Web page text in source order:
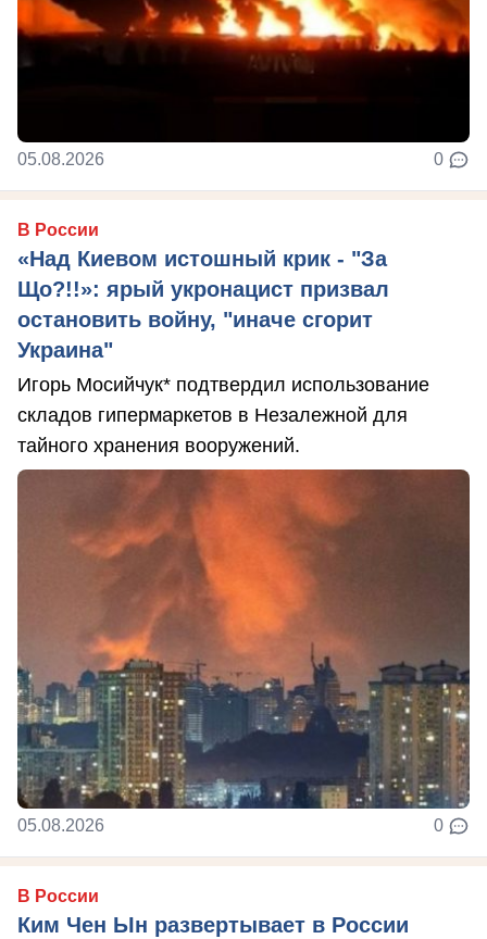
05.08.2026 0
В России
«Над Киевом истошный крик - "За
Що?!!»: ярый укронацист призвал
остановить войну, "иначе сгорит
Украина"
Игорь Мосийчук* подтвердил использование
складов гипермаркетов в Незалежной для
тайного хранения вооружений.
05.08.2026 0
В России
Ким Чен Ын развертывает в России